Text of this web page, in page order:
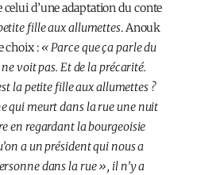
d’une adaptation du conte
fille aux allumettes. Anouk
choix :« Parce que ça parle du
ne voit pas. Et de la précarité.
la petite fille aux allumettes ?
qui meurt dans la rue une nuit
en regardant la bourgeoisie
a un président qui nous a
dans la rue », il n’y a